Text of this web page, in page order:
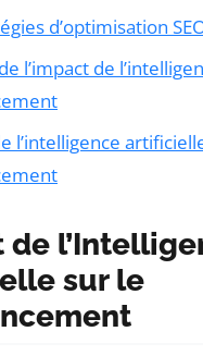
d’optimisation
l’impact de
l’intelligence
de
sur le